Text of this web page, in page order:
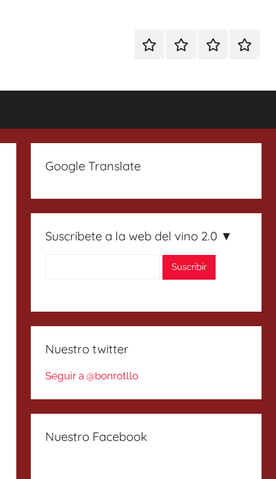
EspecialEnoturismoRanking
Google Translate
Suscríbete a la web del vino 2.0 ▼
Nuestro twitter
Seguir a @bonrotllo
Nuestro Facebook